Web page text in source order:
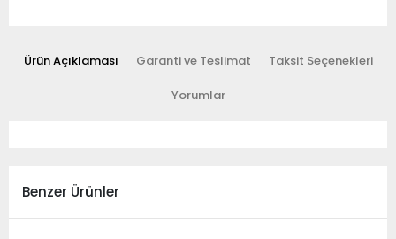
Ürün Açıklaması Garanti ve Teslimat Taksit Seçenekleri
Yorumlar
Benzer Ürünler